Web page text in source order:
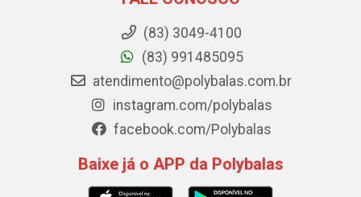
(83) 3049-4100
(83) 991485095
atendimento@polybalas.com.br
instagram.com/polybalas
facebook.com/Polybalas
Baixe já o APP da Polybalas